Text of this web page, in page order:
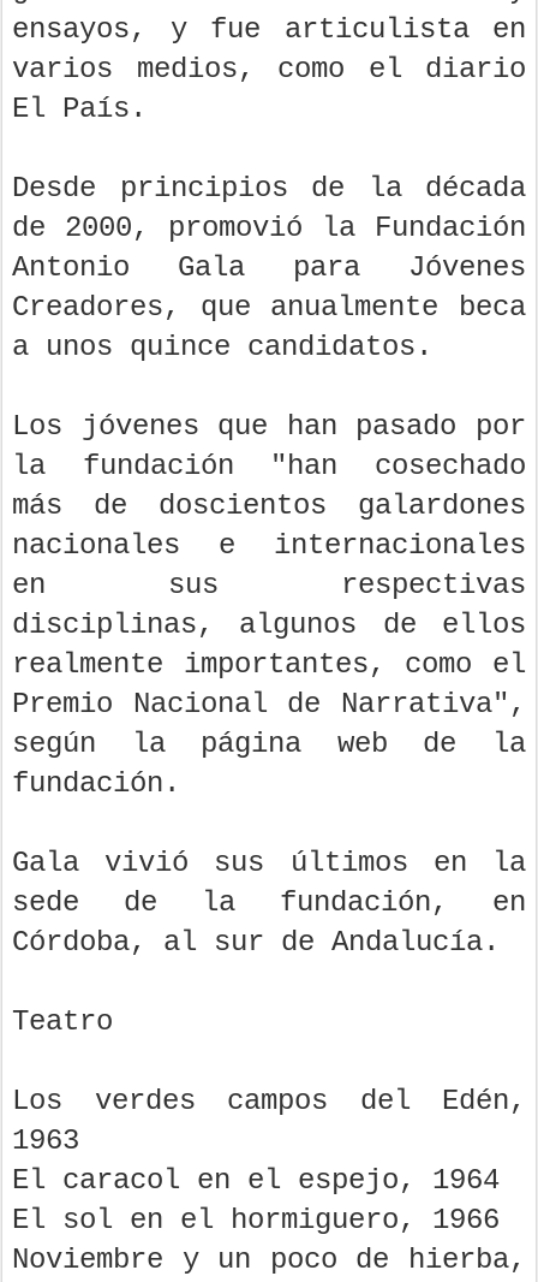
ensayos, y fue articulista en
varios medios, como el diario
El País.
Desde principios de la década
de 2000, promovió la Fundación
Antonio Gala para Jóvenes
Creadores, que anualmente beca
a unos quince candidatos.
Los jóvenes que han pasado por
la fundación "han cosechado
más de doscientos galardones
nacionales e internacionales
en sus respectivas
disciplinas, algunos de ellos
realmente importantes, como el
Premio Nacional de Narrativa",
según la página web de la
fundación.
Gala vivió sus últimos en la
sede de la fundación, en
Córdoba, al sur de Andalucía.
Teatro
Los verdes campos del Edén,
1963
El caracol en el espejo, 1964
El sol en el hormiguero, 1966
Noviembre y un poco de hierba,